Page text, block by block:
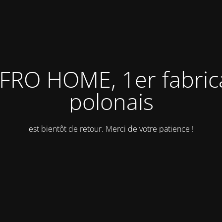
HOME, 1er
polonais
est bientôt de retour. Merci de votre patience !